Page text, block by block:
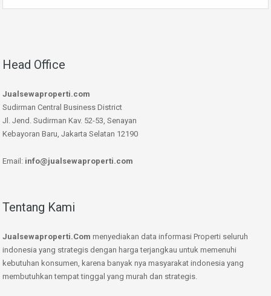
Head Office
Jualsewaproperti.com
Sudirman Central Business District
Jl. Jend. Sudirman Kav. 52-53, Senayan
Kebayoran Baru, Jakarta Selatan 12190
Email: info@jualsewaproperti.com
Tentang Kami
Jualsewaproperti.Com menyediakan data informasi Properti seluruh
indonesia yang strategis dengan harga terjangkau untuk memenuhi
kebutuhan konsumen, karena banyak nya masyarakat indonesia yang
membutuhkan tempat tinggal yang murah dan strategis.